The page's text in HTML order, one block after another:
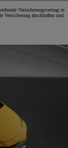
Versicherungsvertrag in
Versicherung abschließen und